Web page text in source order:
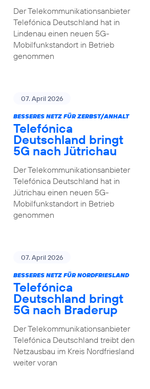
Der Telekommunikationsanbieter
Telefónica Deutschland hat in
Lindenau einen neuen 5G-
Mobilfunkstandort in Betrieb
genommen
07. April 2026
BESSERES NETZ FÜR ZERBST/ANHALT
Telefónica
Deutschland bringt
5G nach Jütrichau
Der Telekommunikationsanbieter
Telefónica Deutschland hat in
Jütrichau einen neuen 5G-
Mobilfunkstandort in Betrieb
genommen
07. April 2026
BESSERES NETZ FÜR NORDFRIESLAND
Telefónica
Deutschland bringt
5G nach Braderup
Der Telekommunikationsanbieter
Telefónica Deutschland treibt den
Netzausbau im Kreis Nordfriesland
weiter voran